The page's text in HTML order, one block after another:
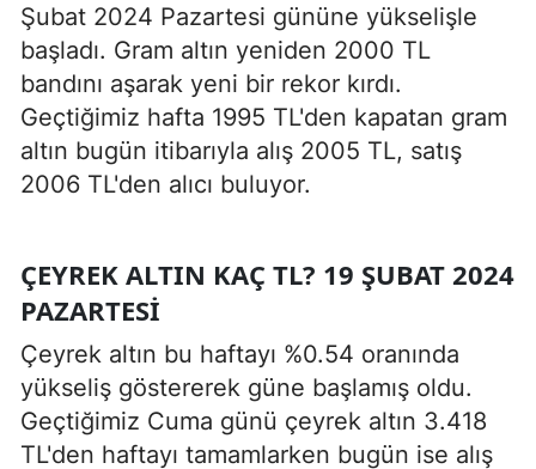
Şubat 2024 Pazartesi gününe yükselişle
başladı. Gram altın yeniden 2000 TL
bandını aşarak yeni bir rekor kırdı.
Geçtiğimiz hafta 1995 TL'den kapatan gram
altın bugün itibarıyla alış 2005 TL, satış
2006 TL'den alıcı buluyor.
ÇEYREK ALTIN KAÇ TL? 19 ŞUBAT 2024
PAZARTESI
Çeyrek altın bu haftayı %0.54 oranında
yükseliş göstererek güne başlamış oldu.
Geçtiğimiz Cuma günü çeyrek altın 3.418
TL'den haftayı tamamlarken bugün ise alış